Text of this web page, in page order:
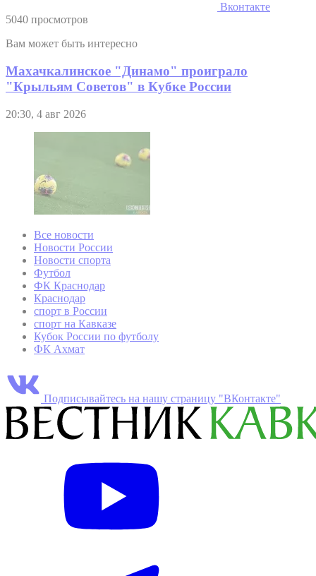
Вконтакте
5040 просмотров
Вам может быть интересно
Махачкалинское "Динамо" проиграло
"Крыльям Советов" в Кубке России
20:30, 4 авг 2026
Все новости
Новости России
Новости спорта
Футбол
ФК Краснодар
Краснодар
спорт в России
спорт на Кавказе
Кубок России по футболу
ФК Ахмат
Подписывайтесь на нашу страницу "ВКонтакте"